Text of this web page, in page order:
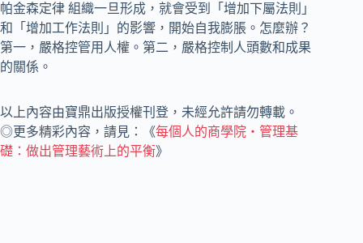
帕金森定律 組織一旦形成，就會受到「增加下屬法則」
和「增加工作法則」的影響，開始自我膨脹。怎麼辦？
第一，嚴格控管用人權。第二，嚴格控制人頭數和成果
的關係。
以上內容由寶鼎出版授權刊登，未經允許請勿轉載。
◎更多精彩內容，請見：《每個人的商學院・管理基
礎：做出管理藝術上的平衡》